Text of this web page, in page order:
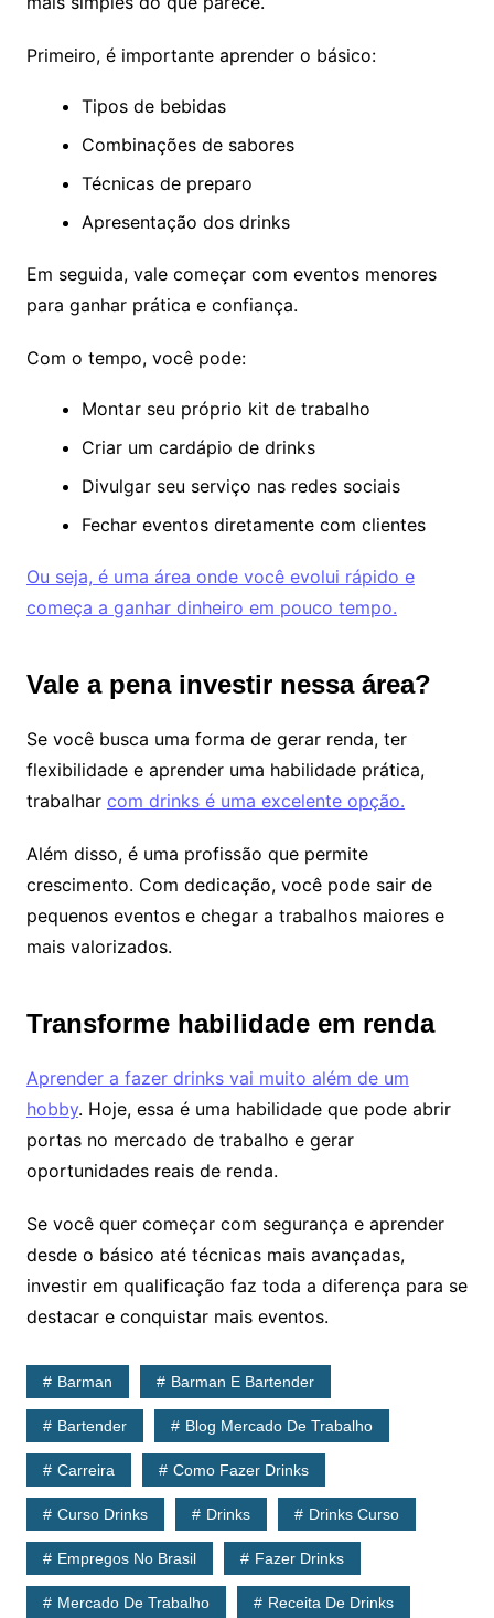
Primeiro, é importante aprender o básico:
Tipos de bebidas
Combinações de sabores
Técnicas de preparo
Apresentação dos drinks
Em seguida, vale começar com eventos menores
para ganhar prática e confiança.
Com o tempo, você pode:
Montar seu próprio kit de trabalho
Criar um cardápio de drinks
Divulgar seu serviço nas redes sociais
Fechar eventos diretamente com clientes
Ou seja, é uma área onde você evolui rápido e
começa a ganhar dinheiro em pouco tempo.
Vale a pena investir nessa área?
Se você busca uma forma de gerar renda, ter
flexibilidade e aprender uma habilidade prática,
trabalhar com drinks é uma excelente opção.
Além disso, é uma profissão que permite
crescimento. Com dedicação, você pode sair de
pequenos eventos e chegar a trabalhos maiores e
mais valorizados.
Transforme habilidade em renda
Aprender a fazer drinks vai muito além de um
hobby. Hoje, essa é uma habilidade que pode abrir
portas no mercado de trabalho e gerar
oportunidades reais de renda.
Se você quer começar com segurança e aprender
desde o básico até técnicas mais avançadas,
investir em qualificação faz toda a diferença para se
destacar e conquistar mais eventos.
Barman Barman E Bartender
Bartender Blog Mercado De Trabalho
Carreira Como Fazer Drinks
Curso Drinks Drinks Drinks Curso
Empregos No Brasil Fazer Drinks
Mercado De Trabalho Receita De Drinks